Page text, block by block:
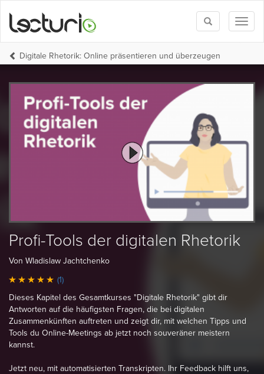
Toggle
search
Digitale Rhetorik: Online präsentieren und überzeugen
Profi-Tools der digitalen Rhetorik
Von Wladislaw Jachtchenko
(1)
Dieses Kapitel des Gesamtkurses "Digitale Rhetorik" gibt dir
Antworten auf die häufigsten Fragen, die bei digitalen
Zusammenkünften auftreten und zeigt dir, mit welchen Tipps und
Tools du Online-Meetings ab jetzt noch souveräner meistern
kannst.
Jetzt neu, mit automatisierten Transkripten. Ihr Feedback hilft uns,